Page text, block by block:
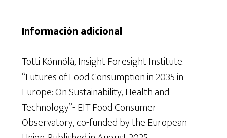
Información adicional
TottiKönnölä, Insight Foresight Institute.
“Futures of Food Consumption in 2035 in
Europe: On Sustainability, Health and
Technology”-EIT Food Consumer
Observatory, co-funded by the European